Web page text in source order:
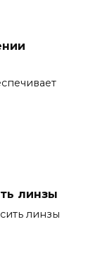
линзы
линзы